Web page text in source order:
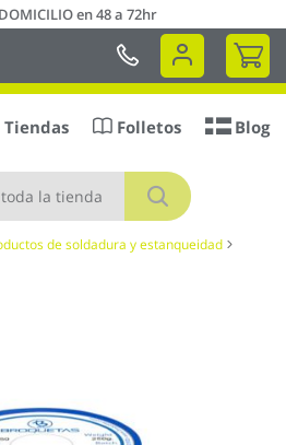
en 48 a 72hr
Mi
Buscar
Tiendas Folletos Blog
de soldadura y estanqueidad